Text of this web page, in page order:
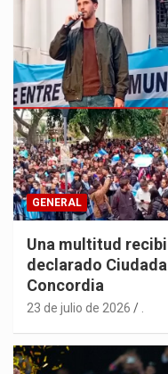
GENERAL
Una multitud
declarado
Concordia
23 de julio de 2026